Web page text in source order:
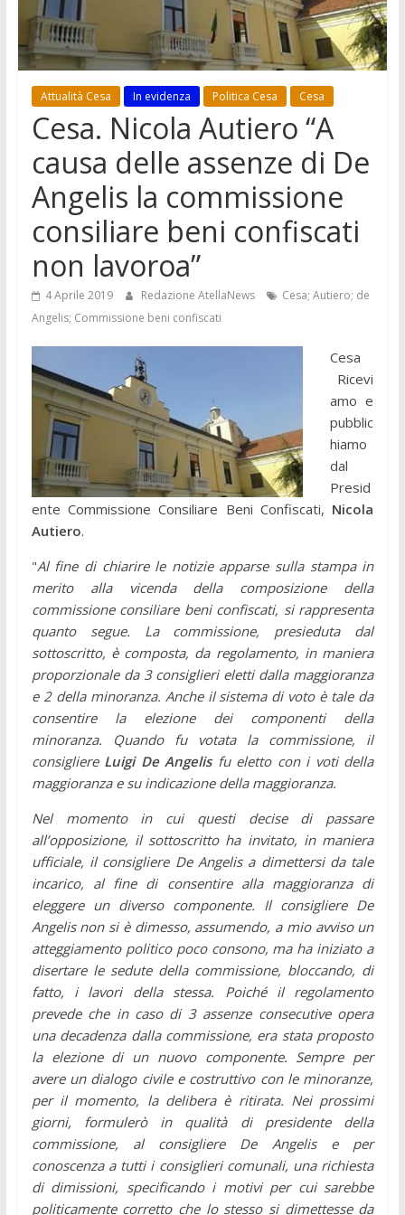
Attualità Cesa In evidenza Politica Cesa Cesa
Cesa. Nicola Autiero “A
causa delle assenze di De
Angelis la commissione
consiliare beni confiscati
non lavoroa”
4 Aprile 2019 Redazione AtellaNews
Cesa; Autiero; de
Angelis; Commissione beni confiscati
Cesa
Ricevi
amo e
pubblic
hiamo
dal
Presid
ente Commissione Consiliare Beni Confiscati, Nicola
Autiero.
"Al fine di chiarire le notizie apparse sulla stampa in
merito alla vicenda della composizione della
commissione consiliare beni confiscati, si rappresenta
quanto segue.
La commissione, presieduta dal
sottoscritto, è composta, da regolamento, in maniera
proporzionale da 3 consiglieri eletti dalla maggioranza
e 2 della minoranza. Anche il sistema di voto è tale da
consentire la elezione dei componenti della
minoranza.
Quando fu votata la commissione, il
consigliere Luigi De Angelisfu eletto con i voti della
maggioranza e su indicazione della maggioranza.
Nel momento in cui questi decise di passare
all’opposizione, il sottoscritto ha invitato, in maniera
ufficiale, il consigliere De Angelis a dimettersi da tale
incarico, al fine di consentire alla maggioranza di
eleggere un diverso componente. Il consigliere De
Angelis non si è dimesso, assumendo, a mio avviso un
atteggiamento politico poco consono, ma ha iniziato a
disertare le sedute della commissione, bloccando, di
fatto, i lavori della stessa. Poiché il regolamento
prevede che in caso di 3 assenze consecutive opera
una decadenza dalla commissione, era stata proposto
la elezione di un nuovo componente. Sempre per
avere un dialogo civile e costruttivo con le minoranze,
per il momento, la delibera è ritirata. Nei prossimi
giorni, formulerò in qualità di presidente della
commissione, al consigliere De Angelis e per
conoscenza a tutti i consiglieri comunali, una richiesta
di dimissioni, specificando i motivi per cui sarebbe
politicamente corretto che lo stesso si dimettesse da